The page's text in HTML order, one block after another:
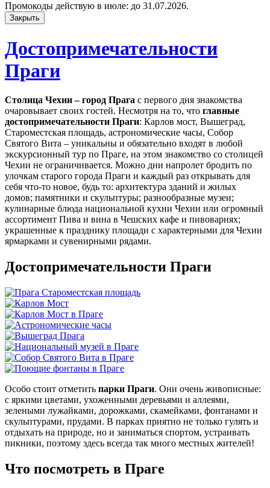
Промокоды действую в июле: до 31.07.2026.
Закрыть
Достопримечательности
Праги
Столица Чехии – город Прага с первого дня знакомства
очаровывает своих гостей. Несмотря на то, что главные
достопримечательности Праги: Карлов мост, Вышеград,
Староместская площадь, астрономические часы, Собор
Святого Вита – уникальны и обязательно входят в любой
экскурсионный тур по Праге, на этом знакомство со столицей
Чехии не ограничивается. Можно дни напролет бродить по
улочкам старого города Праги и каждый раз открывать для
себя что-то новое, будь то: архитектура зданий и жилых
домов; памятники и скульптуры; разнообразные музеи;
кулинарные блюда национальной кухни Чехии или огромный
ассортимент Пива и вина в Чешских кафе и пивоварнях;
украшенные к празднику площади с характерными для Чехии
ярмарками и сувенирными рядами.
Достопримечательности Праги
Особо стоит отметить парки Праги. Они очень живописные:
с яркими цветами, ухоженными деревьями и аллеями,
зелеными лужайками, дорожками, скамейками, фонтанами и
скульптурами, прудами. В парках приятно не только гулять и
отдыхать на природе, но и заниматься спортом, устраивать
пикники, поэтому здесь всегда так много местных жителей!
Что посмотреть в Праге